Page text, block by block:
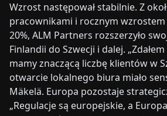
Wzrost następował stabilnie. Z
pracownikami i rocznym wzrostem
20%, ALM Partners rozszerzyło
Finlandii do Szwecji i dalej.
mamy znaczącą liczbę klientów w
otwarcie lokalnego biura miało
Mäkelä. Europa pozostaje
„Regulacje są europejskie, a